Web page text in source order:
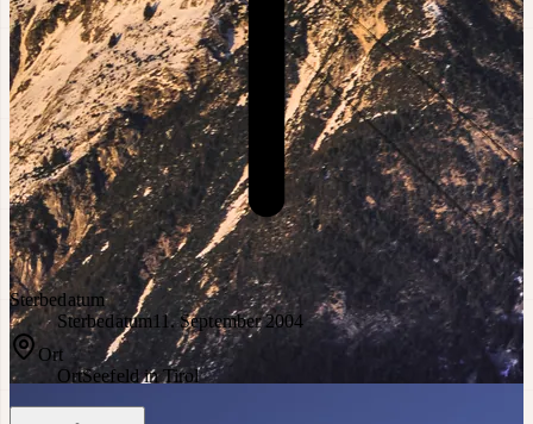
Sterbedatum
Sterbedatum11. September 2004
Ort
OrtSeefeld in Tirol